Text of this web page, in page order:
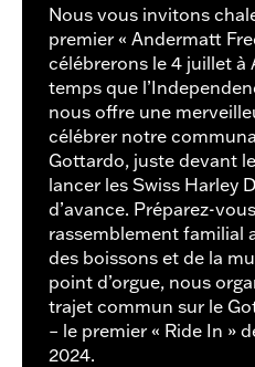
Nous vous invitons
premier « Andermatt
célébrerons le 4 juillet à
temps que
nous offre une
célébrer notre
Gottardo, juste devant
lancer les Swiss Harley
d’avance. Préparez-
rassemblement familial
des boissons et de la
point d’orgue, nous
trajet commun sur le
– le premier « Ride In »
2024.